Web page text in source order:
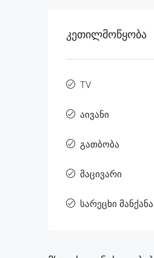
Კეთილმოწყობა
TV
აივანი
გათბობა
მაცივარი
სარეცხი მანქანა